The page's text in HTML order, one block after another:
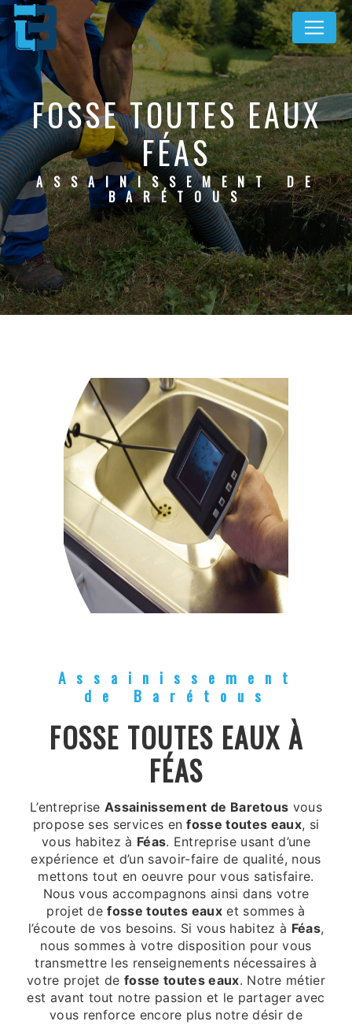
FOSSE TOUTES EAUX
FÉAS
ASSAINISSEMENT DE
BARÉTOUS
Assainissement
de Barétous
FOSSE TOUTES EAUX À
FÉAS
L’entrepriseAssainissement de Baretous vous
propose ses services enfosse toutes eaux, si
vous habitez à Féas. Entreprise usant d’une
expérience et d’un savoir-faire de qualité, nous
mettons tout en oeuvre pour vous satisfaire.
Nous vous accompagnons ainsi dans votre
projet defosse toutes eauxet sommes à
l’écoute de vos besoins. Si vous habitez à Féas,
nous sommes à votre disposition pour vous
transmettre les renseignements nécessaires à
votre projet defosse toutes eaux. Notre métier
est avant tout notre passion et le partager avec
vous renforce encore plus notre désir de
Panneau de gestion des cookies